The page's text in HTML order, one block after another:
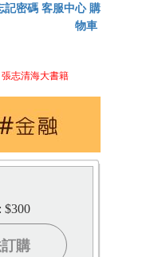
記密碼 客服中心 購
物車
張志清海大書籍
$300
購